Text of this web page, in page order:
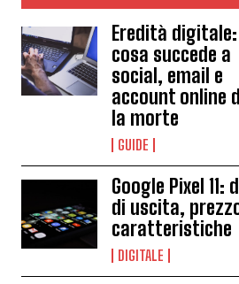
Eredità digitale:
cosa succede a
social, email e
account online
la morte
GUIDE
Google Pixel 11:
di uscita,
caratteristiche
DIGITALE